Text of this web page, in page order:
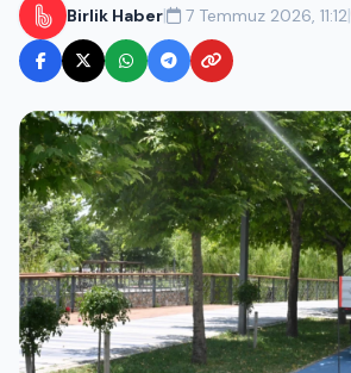
Birlik Haber| 7 Temmuz 2026, 11:12|